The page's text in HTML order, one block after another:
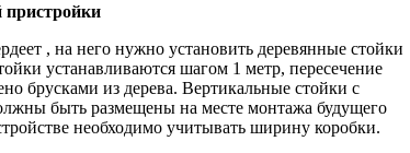
пристройки
, на него нужно установить деревянные стойки
устанавливаются шагом 1 метр, пересечение
брусками из дерева. Вертикальные стойки с
быть размещены на месте монтажа будущего
необходимо учитывать ширину коробки.